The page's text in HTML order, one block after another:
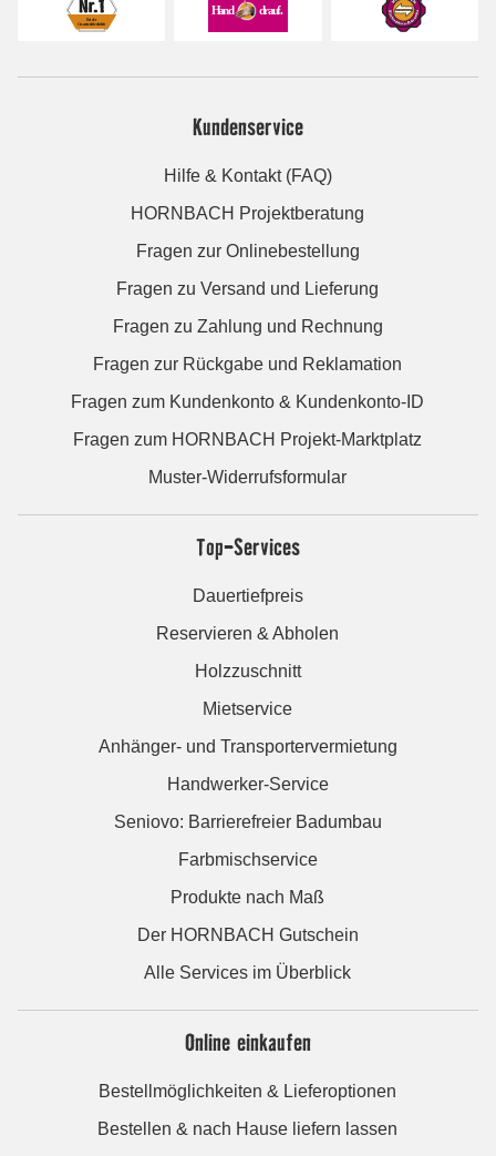
Kundenservice
Hilfe & Kontakt (FAQ)
HORNBACH Projektberatung
Fragen zur Onlinebestellung
Fragen zu Versand und Lieferung
Fragen zu Zahlung und Rechnung
Fragen zur Rückgabe und Reklamation
Fragen zum Kundenkonto & Kundenkonto-ID
Fragen zum HORNBACH Projekt-Marktplatz
Muster-Widerrufsformular
Top-Services
Dauertiefpreis
Reservieren & Abholen
Holzzuschnitt
Mietservice
Anhänger- und Transportervermietung
Handwerker-Service
Seniovo: Barrierefreier Badumbau
Farbmischservice
Produkte nach Maß
Der HORNBACH Gutschein
Alle Services im Überblick
Online einkaufen
Bestellmöglichkeiten & Lieferoptionen
Bestellen & nach Hause liefern lassen